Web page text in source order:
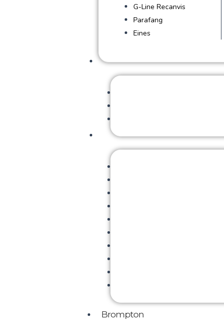
G-Line Recanvis
Parafang
Eines
Brompton